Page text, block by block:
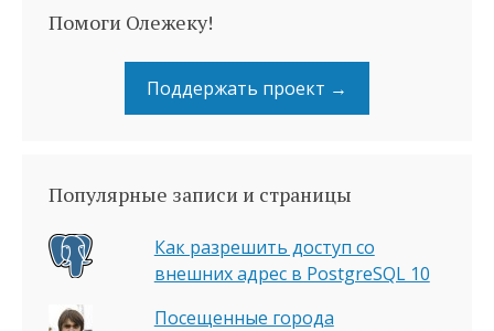
Помоги Олежеку!
Поддержать проект →
Популярные записи и страницы
Как разрешить доступ со
внешних адрес в PostgreSQL 10
Посещенные города